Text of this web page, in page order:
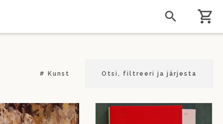
Kunst Otsi, filtreeri ja järjesta